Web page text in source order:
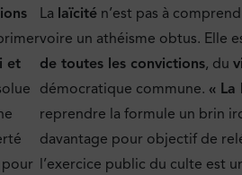
et
La laïcité n’est pas à
voire un athéisme obtus. Elle
de toutes les convictions, du
démocratique commune. « La
reprendre la formule un brin
davantage pour objectif de
l’exercice public du culte est